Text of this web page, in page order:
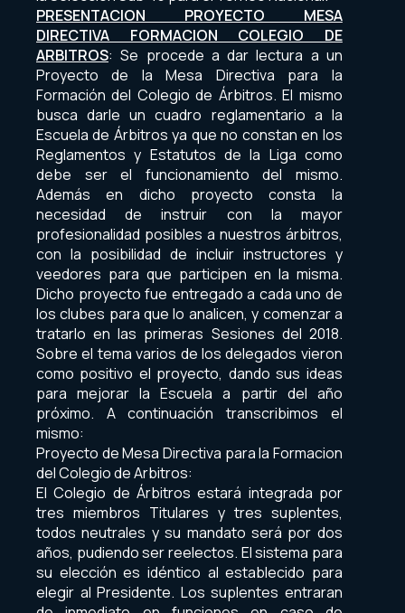
PRESENTACION PROYECTO MESA
DIRECTIVA FORMACION COLEGIO DE
ARBITROS: Se procede a dar lectura a un
Proyecto de la Mesa Directiva para la
Formación del Colegio de Árbitros. El mismo
busca darle un cuadro reglamentario a la
Escuela de Árbitros ya que no constan en los
Reglamentos y Estatutos de la Liga como
debe ser el funcionamiento del mismo.
Además en dicho proyecto consta la
necesidad de instruir con la mayor
profesionalidad posibles a nuestros árbitros,
con la posibilidad de incluir instructores y
veedores para que participen en la misma.
Dicho proyecto fue entregado a cada uno de
los clubes para que lo analicen, y comenzar a
tratarlo en las primeras Sesiones del 2018.
Sobre el tema varios de los delegados vieron
como positivo el proyecto, dando sus ideas
para mejorar la Escuela a partir del año
próximo. A continuación transcribimos el
mismo:
Proyecto de Mesa Directiva para la Formacion
del Colegio de Arbitros:
El Colegio de Árbitros estará integrada por
tres miembros Titulares y tres suplentes,
todos neutrales y su mandato será por dos
años, pudiendo ser reelectos. El sistema para
su elección es idéntico al establecido para
elegir al Presidente. Los suplentes entraran